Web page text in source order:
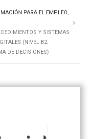
PARA EL EMPLEO,
Y SISTEMAS
(NIVEL B2.
DE DECISIONES)